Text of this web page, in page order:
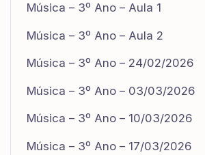
Música – 3º Ano – Aula 1
Música – 3º Ano – Aula 2
Música – 3º Ano – 24/02/2026
Música – 3º Ano – 03/03/2026
Música – 3º Ano – 10/03/2026
Música – 3º Ano – 17/03/2026